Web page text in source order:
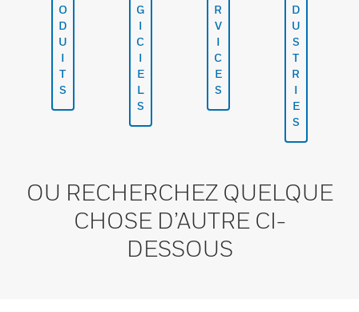
O
D
U
I
T
S
G
I
C
I
E
L
S
R
V
I
C
E
S
D
U
S
T
R
I
E
S
OU RECHERCHEZ QUELQUE
CHOSE D’AUTRE CI-
DESSOUS